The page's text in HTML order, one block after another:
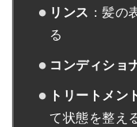
リンス ：髪の
る
コンディショ
トリートメン
て状態を整え